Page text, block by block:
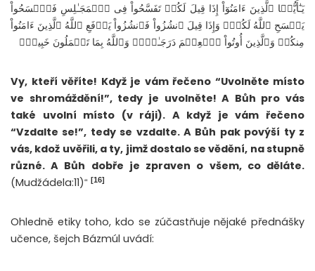
يَـٰٓأَيُّہَا ٱلَّذِينَ ءَامَنُوٓاْ إِذَا قِيلَ لَكُمۡ تَفَسَّحُواْ فِى ٱلۡمَجَـٰلِسِ فَٱفۡسَحُواْ
يَفۡسَحِ ٱللَّهُ لَكُمۡ‌ۖ وَإِذَا قِيلَ ٱنشُزُواْ فَٱنشُزُواْ يَرۡفَعِ ٱللَّهُ ٱلَّذِينَ ءَامَنُواْ
مِنكُمۡ وَٱلَّذِينَ أُوتُواْ ٱلۡعِلۡمَ دَرَجَـٰتٍ۬‌ۚ وَٱللَّهُ بِمَا تَعۡمَلُونَ خَبِيرٌ۬
Vy, kteří věříte! Když je vám řečeno “Uvolněte místo
ve shromáždění!”, tedy je uvolněte! A Bůh pro vás
také uvolní místo (v ráji). A když je vám řečeno
“Vzdalte se!”, tedy se vzdalte. A Bůh pak povýší ty z
vás, kdož uvěřili, a ty, jimž dostalo se vědění, na stupně
různé. A Bůh dobře je zpraven o všem, co děláte.
(Mudžádela:11)“ [16]
Ohledně etiky toho, kdo se zúčastňuje nějaké přednášky
učence, šejch Bázmúl uvádí: